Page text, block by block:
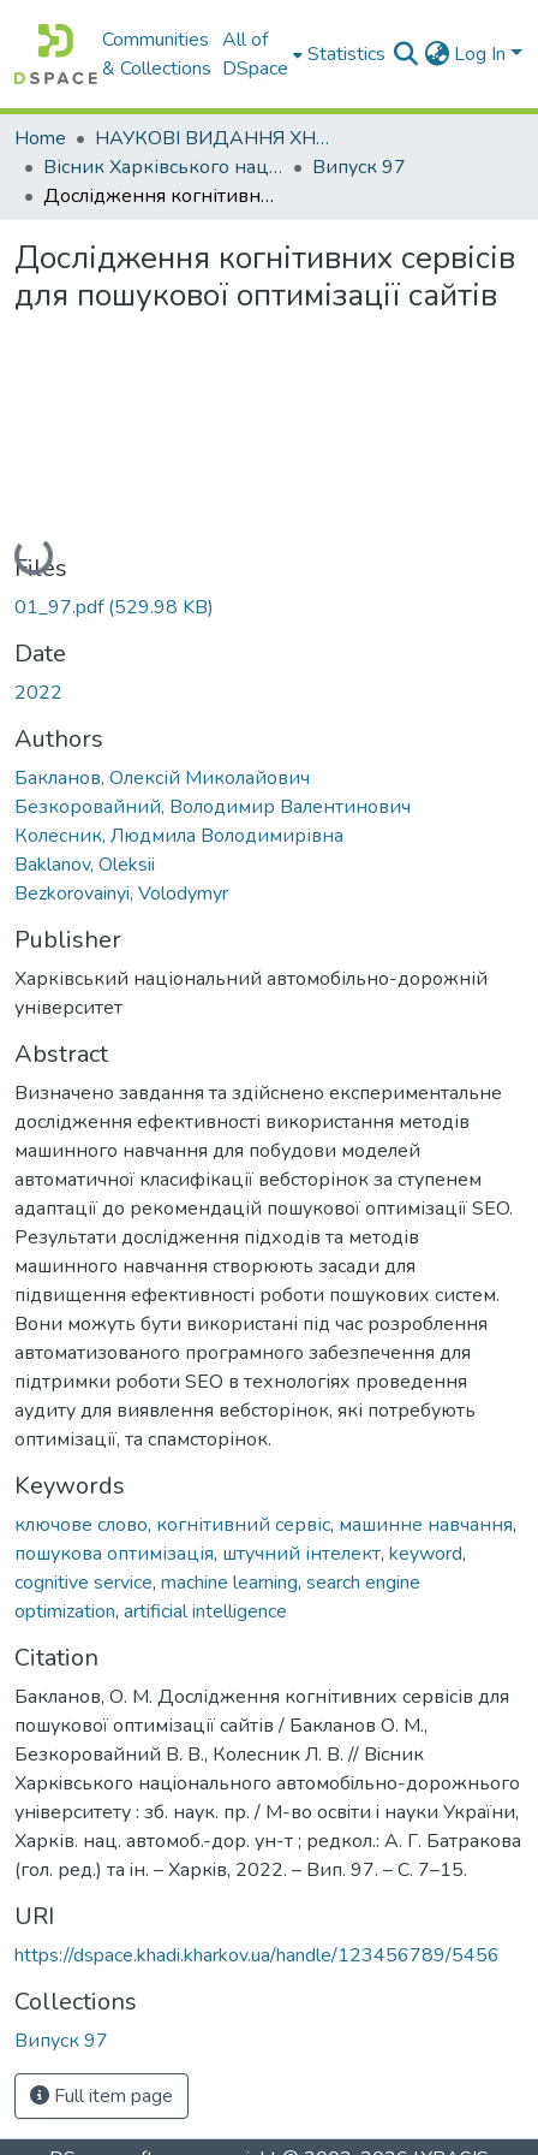
Communities
& Collections
All of
DSpace
Statistics Log In
Home
НАУКОВІ ВИДАННЯ ХНАДУ
Вісник Харківського національного автомобільно-дорожнього університету / Вестник Харьковского национального автомобильно-дорожного университета
Випуск 97
Дослідження когнітивних сервісів для пошукової оптимізації сайтів
Дослідження когнітивних сервісів
для пошукової оптимізації сайтів
Loading...
Files
01_97.pdf(529.98 KB)
Date
2022
Authors
Бакланов, Олексій Миколайович
Безкоровайний, Володимир Валентинович
Колесник, Людмила Володимирівна
Baklanov, Oleksii
Bezkorovainyi, Volodymyr
Publisher
Харківський національний автомобільно-дорожній
університет
Abstract
Визначено завдання та здійснено експериментальне
дослідження ефективності використання методів
машинного навчання для побудови моделей
автоматичної класифікації вебсторінок за ступенем
адаптації до рекомендацій пошукової оптимізації SEO.
Результати дослідження підходів та методів
машинного навчання створюють засади для
підвищення ефективності роботи пошукових систем.
Вони можуть бути використані під час розроблення
автоматизованого програмного забезпечення для
підтримки роботи SEO в технологіях проведення
аудиту для виявлення вебсторінок, які потребують
оптимізації, та спамсторінок.
Keywords
ключове слово, когнітивний сервіс, машинне навчання,
пошукова оптимізація, штучний інтелект, keyword,
cognitive service, machine learning, search engine
optimization, artificial intelligence
Citation
Бакланов, О. М. Дослідження когнітивних сервісів для
пошукової оптимізації сайтів / Бакланов О. М.,
Безкоровайний В. В., Колесник Л. В. // Вiсник
Харкiвського нацiонального автомобiльно-дорожнього
унiверситету : зб. наук. пр. / М-во освiти i науки України,
Харків. нац. автомоб.-дор. ун-т ; редкол.: А. Г. Батракова
(гол. ред.) та iн. – Харкiв, 2022. – Вип. 97. – С. 7–15.
URI
https://dspace.khadi.kharkov.ua/handle/123456789/5456
Collections
Випуск 97
Full item page